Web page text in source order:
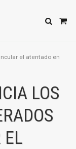
el atentado en
LOS
EL